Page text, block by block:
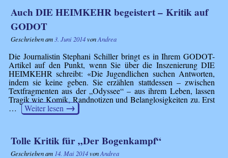
Auch DIE HEIMKEHR begeistert – Kritik auf
GODOT
Geschrieben am 3. Juni 2014vonAndrea
Die Journalistin Stephani Schiller bringt es in Ihrem GODOT-
Artikel auf den Punkt, wenn Sie über die Inszenierung DIE
HEIMKEHR schreibt: «Die Jugend­li­chen suchen Antworten,
indem sie keine geben. Sie erzählen statt­dessen – zwischen
Text­frag­menten aus der „Odyssee“ – aus ihrem Leben, lassen
Tragik wie Komik, Rand­no­tizen und Belang­lo­sig­keiten zu. Erst
…
Weiter lesen →
Tolle Kritik für „Der Bogenkampf“
Geschrieben am 14. Mai 2014vonAndrea